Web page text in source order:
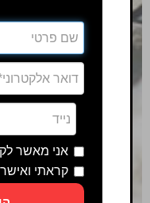
אני מאשר
קראתי